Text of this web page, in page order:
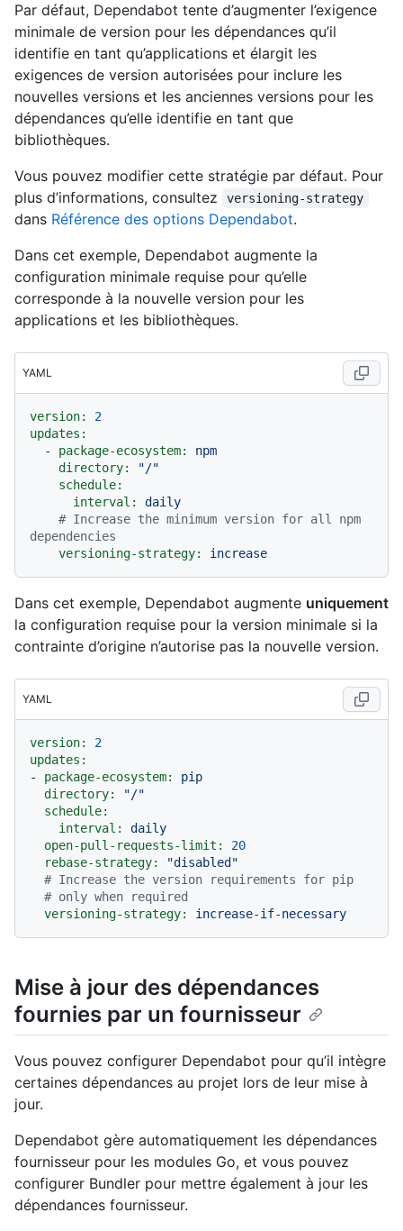
Par défaut, Dependabot tente d’augmenter l’exigence
minimale de version pour les dépendances qu’il
identifie en tant qu’applications et élargit les
exigences de version autorisées pour inclure les
nouvelles versions et les anciennes versions pour les
dépendances qu’elle identifie en tant que
bibliothèques.
Vous pouvez modifier cette stratégie par défaut. Pour
plus d’informations, consultez
versioning-strategy
dans Référence des options Dependabot.
Dans cet exemple, Dependabot augmente la
configuration minimale requise pour qu’elle
corresponde à la nouvelle version pour les
applications et les bibliothèques.
YAML
version:
2
updates:
-
package-ecosystem:
npm
directory:
"/"
schedule:
interval:
daily
# Increase the minimum version for all npm
dependencies
versioning-strategy:
increase
Dans cet exemple, Dependabot augmente uniquement
la configuration requise pour la version minimale si la
contrainte d’origine n’autorise pas la nouvelle version.
YAML
version:
2
updates:
-
package-ecosystem:
pip
directory:
"/"
schedule:
interval:
daily
open-pull-requests-limit:
20
rebase-strategy:
"disabled"
# Increase the version requirements for pip
# only when required
versioning-strategy:
increase-if-necessary
Mise à jour des dépendances
fournies par un fournisseur
Vous pouvez configurer Dependabot pour qu’il intègre
certaines dépendances au projet lors de leur mise à
jour.
Dependabot gère automatiquement les dépendances
fournisseur pour les modules Go, et vous pouvez
configurer Bundler pour mettre également à jour les
dépendances fournisseur.